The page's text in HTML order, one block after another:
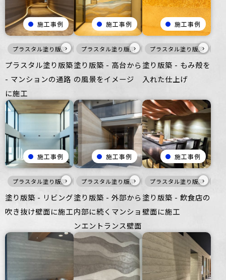
施工事例
プラスタル塗り版築 壁 ビル・マンション
›
プラスタル塗り版築
- マンションの通路
に施工
施工事例
プラスタル塗り版築 暖色 壁 ざらざら
›
塗り版築 - 高台から
の風景をイメージ
施工事例
プラスタル塗り版築›
塗り版築 - もみ殻を
入れた仕上げ
施工事例
プラスタル塗り版築 白 壁 ざらざら 住空間
›
塗り版築 - リビング
吹き抜け壁面に施工
施工事例
プラスタル塗り版築 暖色 壁 ざらざら
›
塗り版築 - 外部から
内部に続くマンショ
ンエントランス壁面
施工事例
プラスタル塗り版築›
塗り版築 - 飲食店の
壁面に施工